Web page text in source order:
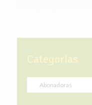
Categorías